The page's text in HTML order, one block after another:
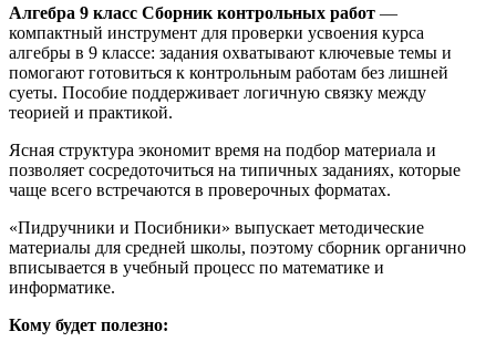
Алгебра 9 класс Сборник контрольных работ —
компактный инструмент для проверки усвоения курса
алгебры в 9 классе: задания охватывают ключевые темы и
помогают готовиться к контрольным работам без лишней
суеты. Пособие поддерживает логичную связку между
теорией и практикой.
Ясная структура экономит время на подбор материала и
позволяет сосредоточиться на типичных заданиях, которые
чаще всего встречаются в проверочных форматах.
«Пидручники и Посибники» выпускает методические
материалы для средней школы, поэтому сборник органично
вписывается в учебный процесс по математике и
информатике.
Кому будет полезно: